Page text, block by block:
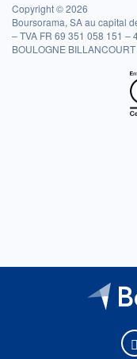
Copyright © 2026
Boursorama, SA au capital
– TVA FR 69 351 058 151 –
BOULOGNE